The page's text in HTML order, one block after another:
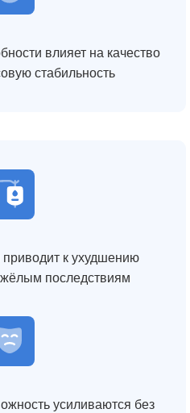
влияет на качество
стабильность
приводит к ухудшению
последствиям
усиливаются без